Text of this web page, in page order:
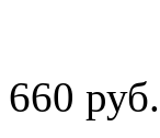
660 руб.